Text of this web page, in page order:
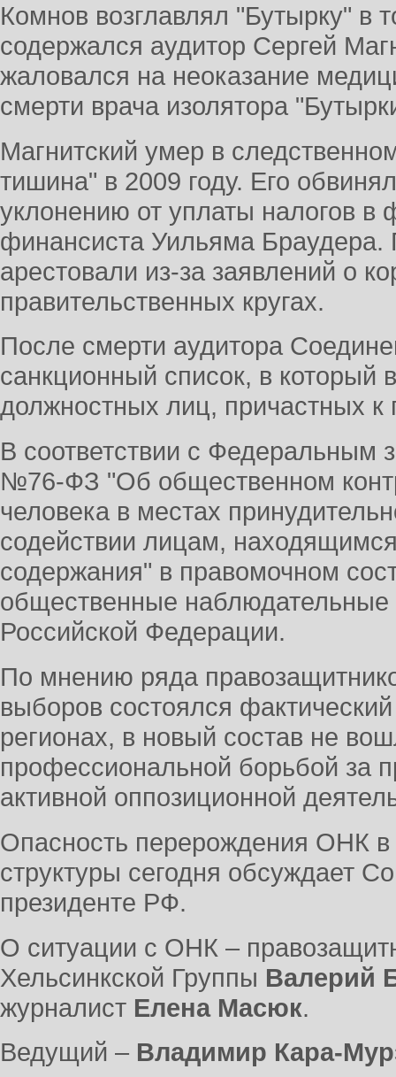
Комнов возглавлял "Бутырку" в
содержался аудитор Сергей
жаловался на неоказание
смерти врача изолятора
Магнитский умер в
тишина" в 2009 году. Его
уклонению от уплаты налогов в
финансиста Уильяма Браудера.
арестовали из-за заявлений о
правительственных кругах.
После смерти аудитора
санкционный список, в который
должностных лиц, причастных
В соответствии с Федеральным
№76-ФЗ "Об общественном
человека в местах
содействии лицам,
содержания" в правомочном
общественные наблюдательные
Российской Федерации.
По мнению ряда
выборов состоялся
регионах, в новый состав не
профессиональной борьбой за
активной оппозиционной
Опасность перерождения ОНК в
структуры сегодня обсуждает
президенте РФ.
О ситуации с ОНК –
Хельсинкской Группы Валерий
журналист Елена Масюк.
Ведущий – Владимир Кара-